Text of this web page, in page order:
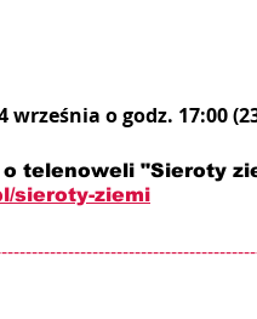
września o godz. 17:00
telenoweli "Sieroty
sieroty-ziemi